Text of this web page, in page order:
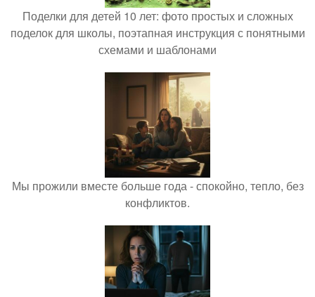
Поделки для детей 10 лет: фото простых и сложных
поделок для школы, поэтапная инструкция с понятными
схемами и шаблонами
Мы прожили вместе больше года - спокойно, тепло, без
конфликтов.